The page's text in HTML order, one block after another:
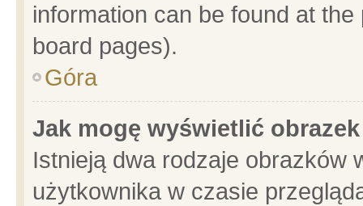
information can be found at
board pages).
Góra
Jak mogę wyświetlić
Istnieją dwa rodzaje obrazków
użytkownika w czasie